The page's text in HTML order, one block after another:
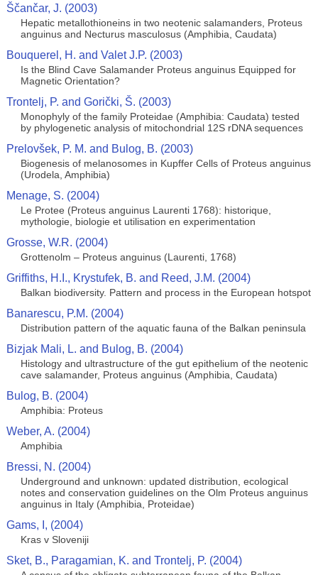
Ščančar, J. (2003)
Hepatic metallothioneins in two neotenic salamanders, Proteus
anguinus and Necturus masculosus (Amphibia, Caudata)
Bouquerel, H. and Valet J.P. (2003)
Is the Blind Cave Salamander Proteus anguinus Equipped for
Magnetic Orientation?
Trontelj, P. and Gorički, Š. (2003)
Monophyly of the family Proteidae (Amphibia: Caudata) tested
by phylogenetic analysis of mitochondrial 12S rDNA sequences
Prelovšek, P. M. and Bulog, B. (2003)
Biogenesis of melanosomes in Kupffer Cells of Proteus anguinus
(Urodela, Amphibia)
Menage, S. (2004)
Le Protee (Proteus anguinus Laurenti 1768): historique,
mythologie, biologie et utilisation en experimentation
Grosse, W.R. (2004)
Grottenolm – Proteus anguinus (Laurenti, 1768)
Griffiths, H.I., Krystufek, B. and Reed, J.M. (2004)
Balkan biodiversity. Pattern and process in the European hotspot
Banarescu, P.M. (2004)
Distribution pattern of the aquatic fauna of the Balkan peninsula
Bizjak Mali, L. and Bulog, B. (2004)
Histology and ultrastructure of the gut epithelium of the neotenic
cave salamander, Proteus anguinus (Amphibia, Caudata)
Bulog, B. (2004)
Amphibia: Proteus
Weber, A. (2004)
Amphibia
Bressi, N. (2004)
Underground and unknown: updated distribution, ecological
notes and conservation guidelines on the Olm Proteus anguinus
anguinus in Italy (Amphibia, Proteidae)
Gams, I, (2004)
Kras v Sloveniji
Sket, B., Paragamian, K. and Trontelj, P. (2004)